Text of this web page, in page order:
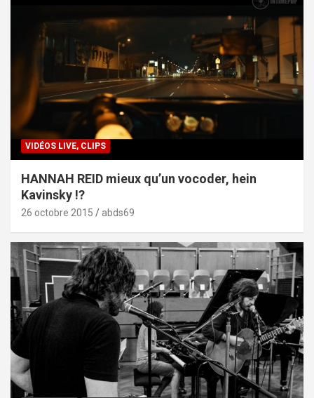
VIDÉOS LIVE, CLIPS
HANNAH REID mieux qu’un vocoder, hein
Kavinsky !?
26 octobre 2015 abds69